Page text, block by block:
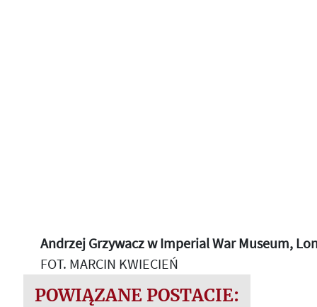
Andrzej Grzywacz w Imperial War Museum,
FOT. MARCIN KWIECIEŃ
POWIĄZANE POSTACIE: